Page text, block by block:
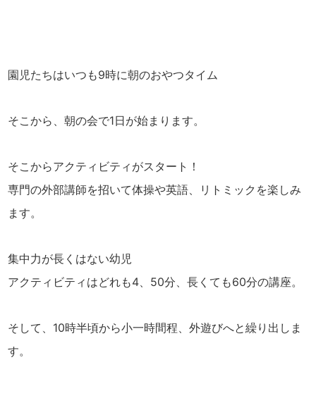
園児たちはいつも9時に朝のおやつタイム
そこから、朝の会で1日が始まります。
そこからアクティビティがスタート！
専門の外部講師を招いて体操や英語、リトミックを楽しみ
ます。
集中力が長くはない幼児
アクティビティはどれも4、50分、長くても60分の講座。
そして、10時半頃から小一時間程、外遊びへと繰り出しま
す。